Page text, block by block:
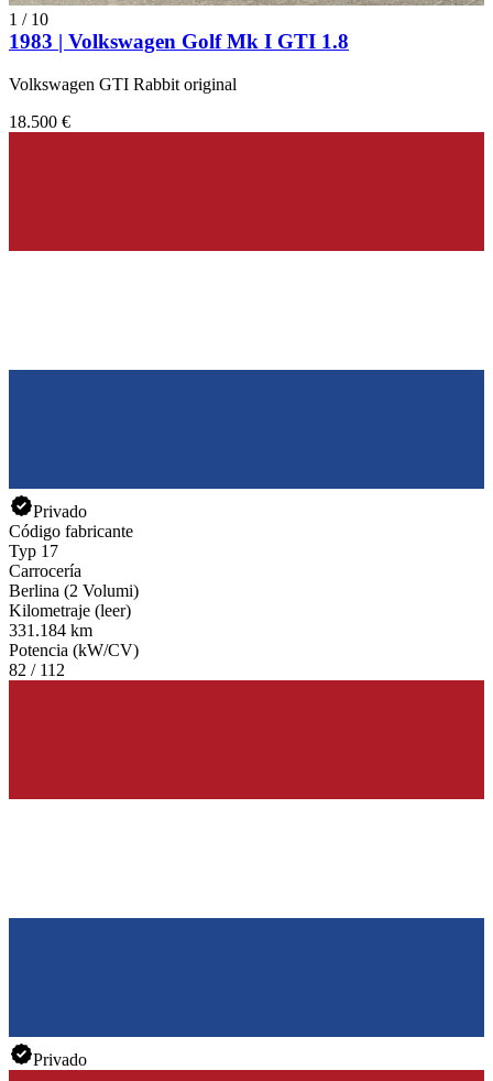
1 / 10
1983 | Volkswagen Golf Mk I GTI 1.8
Volkswagen GTI Rabbit original
18.500 €
Privado
Código fabricante
Typ 17
Carrocería
Berlina (2 Volumi)
Kilometraje (leer)
331.184 km
Potencia (kW/CV)
82 / 112
Privado